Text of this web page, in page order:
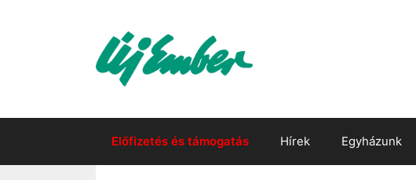
Előfizetés és támogatás Hírek Egyházunk